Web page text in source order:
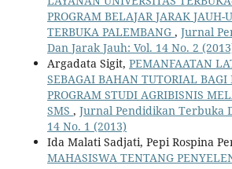
PROGRAM BELAJAR JARAK JAUH-
TERBUKA PALEMBANG , Jurnal
Dan Jarak Jauh: Vol. 14 No. 2
Argadata Sigit, PEMANFAATAN
SEBAGAI BAHAN TUTORIAL BAGI
PROGRAM STUDI AGRIBISNIS
SMS , Jurnal Pendidikan Terbuka
14 No. 1 (2013)
Ida Malati Sadjati, Pepi Rospina
MAHASISWA TENTANG